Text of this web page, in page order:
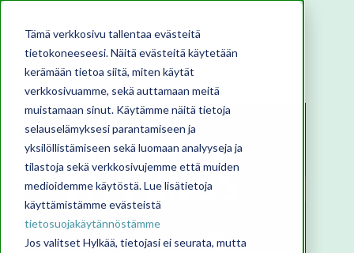
Tämä verkkosivu tallentaa evästeitä
tietokoneeseesi. Näitä evästeitä käytetään
kerämään tietoa siitä, miten käytät
verkkosivuamme, sekä auttamaan meitä
muistamaan sinut. Käytämme näitä tietoja
selauselämyksesi parantamiseen ja
yksilöllistämiseen sekä luomaan analyyseja ja
tilastoja sekä verkkosivujemme että muiden
medioidemme käytöstä. Lue lisätietoja
käyttämistämme evästeistä
tietosuojakäytännöstämme
Jos valitset Hylkää, tietojasi ei seurata, mutta